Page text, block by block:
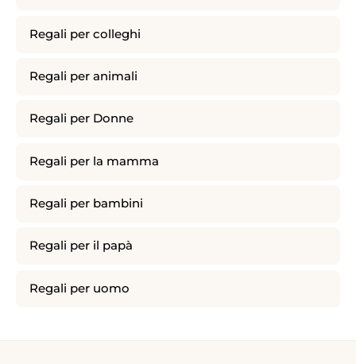
Regali per colleghi
Regali per animali
Regali per Donne
Regali per la mamma
Regali per bambini
Regali per il papà
Regali per uomo